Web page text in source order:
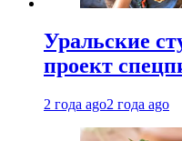
Уральские
проект
2 года ago2 года ago